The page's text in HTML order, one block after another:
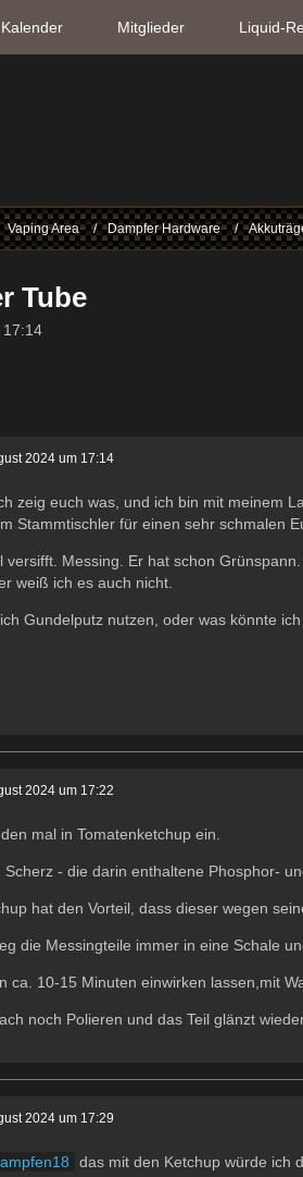
Kalender Mitglieder Liquid-
Vaping Area Dampfer Hardware
Tube
17:14
2024 um 17:14
zeig euch was, und ich bin mit meinem
Stammtischler für einen sehr schmalen
versifft. Messing. Er hat schon
weiß ich es auch nicht.
Gundelputz nutzen, oder was könnte ich
2024 um 17:22
mal in Tomatenketchup ein.
Scherz - die darin enthaltene Phosphor-
hat den Vorteil, dass dieser wegen
die Messingteile immer in eine Schale
ca. 10-15 Minuten einwirken lassen,mit
noch Polieren und das Teil glänzt
2024 um 17:29
das mit den Ketchup würde ich